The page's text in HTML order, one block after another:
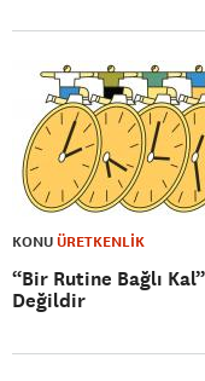
KONUÜRETKENLİK
“Bir Rutine Bağlı
Değildir